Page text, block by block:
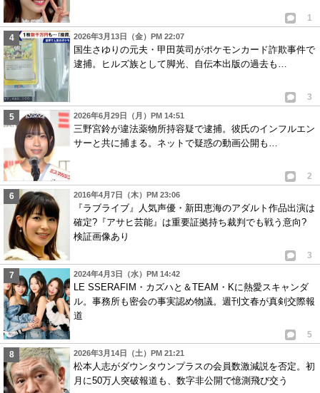
1
2026年3月13日（金）PM 22:07
国生さゆりの元夫・甲田英司がポケモンカード詐欺事件で
逮捕。ヒルズ族として脚光、自伝本出版の過去も…
3
2026年6月29日（月）PM 14:51
三野宮鈴が違法薬物所持容疑で逮捕。彼氏のインフルエン
サーと共に捕まる。ネットで疑惑の動画公開も…
2
2016年4月7日（木）PM 23:06
『ラブライブ』人気声優・新田恵海のアダルト作品出演は
確定?『アサヒ芸能』は重要証拠持ち裁判でも戦う意向?
検証画像あり
3
2024年4月3日（水）PM 14:42
LE SSERAFIM・カズハと＆TEAM・Kに熱愛スキャンダ
ル。事務所も密会の事実認め物議。週刊文春が真剣交際報
道
5
2026年3月14日（土）PM 21:21
松本人志がダウンタウンプラスの会員数激減説を否定。初
月に50万人突破報道も、数字非公開で憶測飛び交う